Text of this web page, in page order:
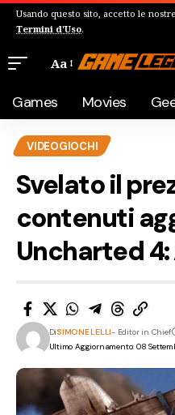
Usando questo sito, accetto le nostre
Termini d'Uso.
Aa
Games Movies
VIDEOGIOCHI
Svelato il
contenuti
Uncharted 4:
Ultimo Aggiornamento: 08
DiSIMONE LELLI- Editor in Chief